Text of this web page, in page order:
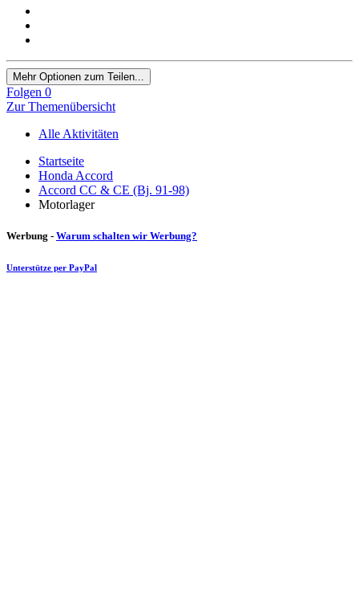
Mehr Optionen zum Teilen...
Folgen 0
Zur Themenübersicht
Alle Aktivitäten
Startseite
Honda Accord
Accord CC & CE (Bj. 91-98)
Motorlager
Werbung - Warum schalten wir Werbung?
Unterstütze per PayPal